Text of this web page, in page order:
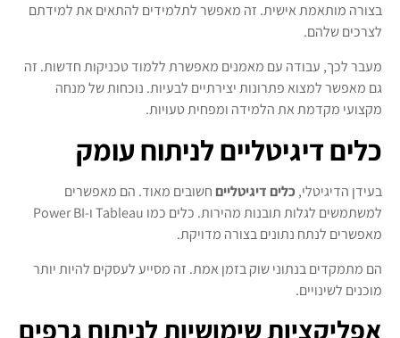
בצורה מותאמת אישית. זה מאפשר לתלמידים להתאים את למידתם
לצרכים שלהם.
מעבר לכך, עבודה עם מאמנים מאפשרת ללמוד טכניקות חדשות. זה
גם מאפשר למצוא פתרונות יצירתיים לבעיות. נוכחות של מנחה
מקצועי מקדמת את הלמידה ומפחית טעויות.
כלים דיגיטליים לניתוח עומק
בעידן הדיגיטלי, כלים דיגיטלייםחשובים מאוד. הם מאפשרים
למשתמשים לגלות תובנות מהירות. כלים כמו Tableau ו-Power BI
מאפשרים לנתח נתונים בצורה מדויקת.
הם מתמקדים בנתוני שוק בזמן אמת. זה מסייע לעסקים להיות יותר
מוכנים לשינויים.
אפליקציות שימושיות לניתוח גרפים